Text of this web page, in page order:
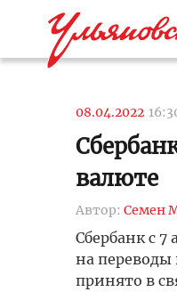
08.04.2022
валюте
Автор: Семен
Сбербанк с 7
на
принято в